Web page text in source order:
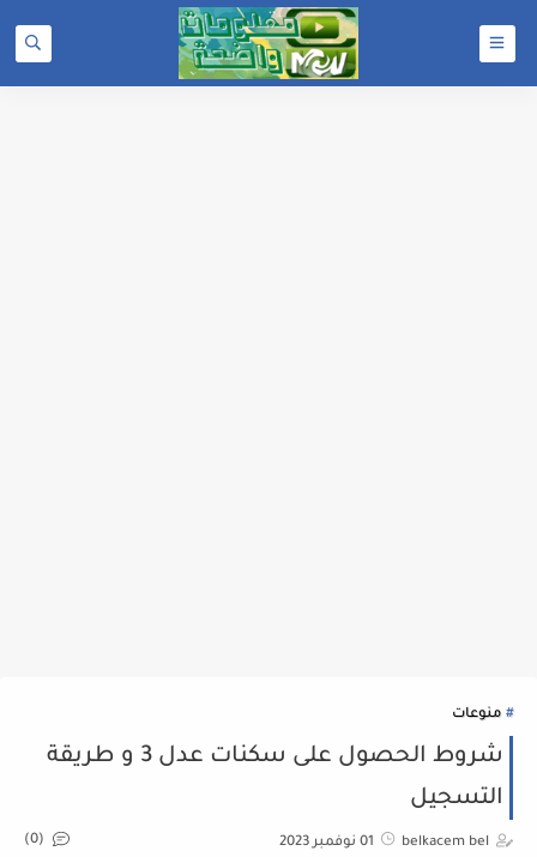
منوعات
شروط الحصول على سكنات عدل 3 و طريقة
التسجيل
belkacem bel 01 نوفمبر 2023 (0)